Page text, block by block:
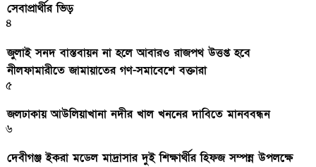
সেবাপ্রার্থীর ভিড়
৪
জুলাই সনদ বাস্তবায়ন না হলে আবারও রাজপথ উত্তপ্ত হবে
নীলফামারীতে জামায়াতের গণ-সমাবেশে বক্তারা
৫
জলঢাকায় আউলিয়াখানা নদীর খাল খননের দাবিতে মানববন্ধন
৬
দেবীগঞ্জ ইকরা মডেল মাদ্রাসার দুই শিক্ষার্থীর হিফজ সম্পন্ন উপলক্ষে